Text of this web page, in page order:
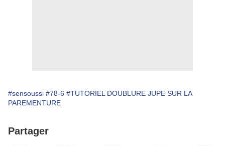
#sensoussi #78-6 #TUTORIEL DOUBLURE JUPE SUR LA
PAREMENTURE
Partager